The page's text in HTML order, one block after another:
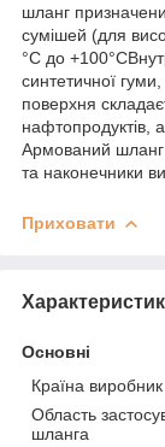
шланг
сумішей (для
°C до
синтетичної
поверхня
нафтопродуктів,
Армований
та наконечники
Приховати
Основні
Країна виробник
Область
шланга